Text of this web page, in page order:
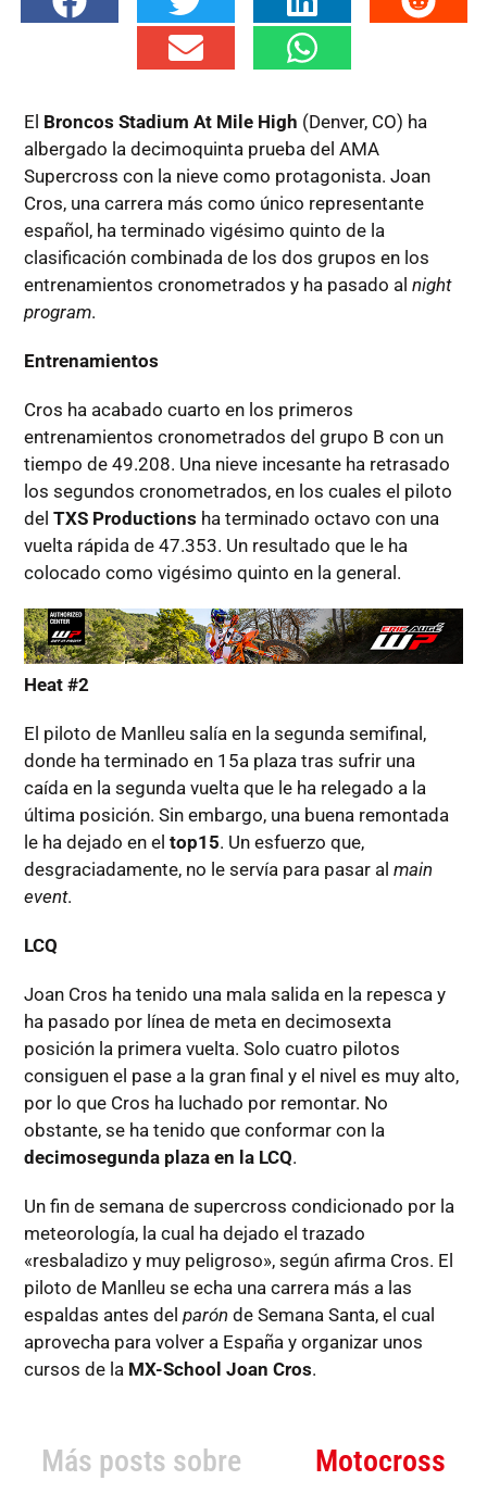
El Broncos Stadium At Mile High (Denver, CO) ha
albergado la decimoquinta prueba del AMA
Supercross con la nieve como protagonista. Joan
Cros, una carrera más como único representante
español, ha terminado vigésimo quinto de la
clasificación combinada de los dos grupos en los
entrenamientos cronometrados y ha pasado al night
program.
Entrenamientos
Cros ha acabado cuarto en los primeros
entrenamientos cronometrados del grupo B con un
tiempo de 49.208. Una nieve incesante ha retrasado
los segundos cronometrados, en los cuales el piloto
del TXS Productions ha terminado octavo con una
vuelta rápida de 47.353. Un resultado que le ha
colocado como vigésimo quinto en la general.
Heat #2
El piloto de Manlleu salía en la segunda semifinal,
donde ha terminado en 15a plaza tras sufrir una
caída en la segunda vuelta que le ha relegado a la
última posición. Sin embargo, una buena remontada
le ha dejado en el top15. Un esfuerzo que,
desgraciadamente, no le servía para pasar al main
event.
LCQ
Joan Cros ha tenido una mala salida en la repesca y
ha pasado por línea de meta en decimosexta
posición la primera vuelta. Solo cuatro pilotos
consiguen el pase a la gran final y el nivel es muy alto,
por lo que Cros ha luchado por remontar. No
obstante, se ha tenido que conformar con la
decimosegunda plaza en la LCQ.
Un fin de semana de supercross condicionado por la
meteorología, la cual ha dejado el trazado
«resbaladizo y muy peligroso», según afirma Cros. El
piloto de Manlleu se echa una carrera más a las
espaldas antes del parón de Semana Santa, el cual
aprovecha para volver a España y organizar unos
cursos de la MX-School Joan Cros.
Más posts sobre Motocross